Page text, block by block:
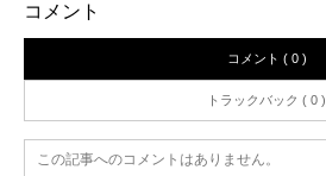
コメント
コメント ( 0 )
トラックバック ( 0 )
この記事へのコメントはありません。